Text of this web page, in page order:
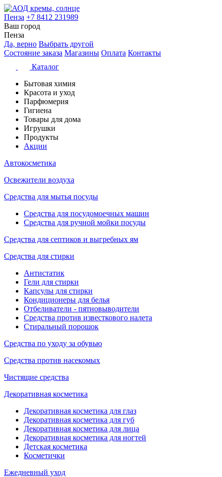
Пенза +7 8412 231989
Ваш город
Пенза
Да, верно Выбрать другой
Состояние заказа Магазины Оплата Контакты
Каталог
Бытовая химия
Красота и уход
Парфюмерия
Гигиена
Товары для дома
Игрушки
Продукты
Акции
Автокосметика
Освежители воздуха
Средства для мытья посуды
Средства для посудомоечных машин
Средства для ручной мойки посуды
Средства для септиков и выгребных ям
Средства для стирки
Антистатик
Гели для стирки
Капсулы для стирки
Кондиционеры для белья
Отбеливатели - пятновыводители
Средства против известкового налета
Стиральный порошок
Средства по уходу за обувью
Средства против насекомых
Чистящие средства
Декоративная косметика
Декоративная косметика для глаз
Декоративная косметика для губ
Декоративная косметика для лица
Декоративная косметика для ногтей
Детская косметика
Косметички
Ежедневный уход